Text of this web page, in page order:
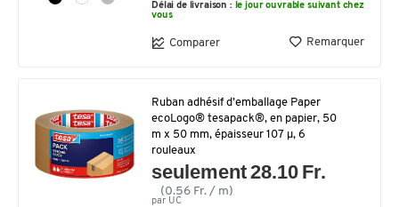
Délai de livraison : le jour ouvrable suivant chez
vous
Comparer Remarquer
Ruban adhésif d’emballage Paper
ecoLogo® tesapack®, en papier, 50
m x 50 mm, épaisseur 107 µ, 6
rouleaux
seulement 28.10 Fr.
(0.56 Fr. / m)
par UC